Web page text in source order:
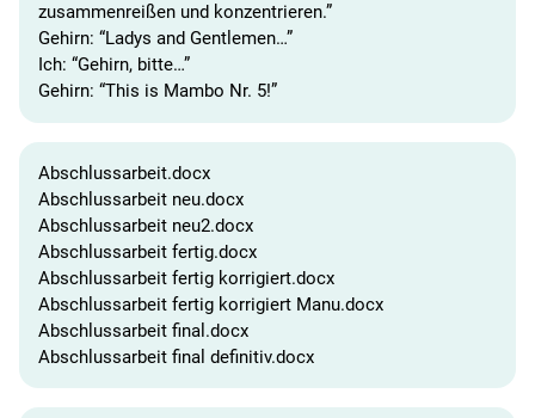
zusammenreißen und konzentrieren.”
Gehirn: “Ladys and Gentlemen…”
Ich: “Gehirn, bitte…”
Gehirn: “This is Mambo Nr. 5!”
Abschlussarbeit.docx
Abschlussarbeit neu.docx
Abschlussarbeit neu2.docx
Abschlussarbeit fertig.docx
Abschlussarbeit fertig korrigiert.docx
Abschlussarbeit fertig korrigiert Manu.docx
Abschlussarbeit final.docx
Abschlussarbeit final definitiv.docx